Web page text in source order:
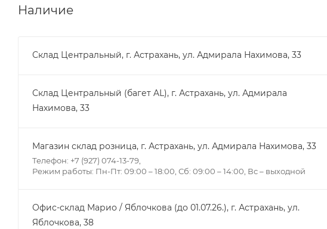
Наличие
Склад Центральный, г. Астрахань, ул. Адмирала Нахимова, 33
Склад Центральный (багет AL), г. Астрахань, ул. Адмирала
Нахимова, 33
Магазин склад розница, г. Астрахань, ул. Адмирала Нахимова, 33
Телефон: +7 (927) 074-13-79,
Режим работы: Пн-Пт: 09:00 – 18:00, Сб: 09:00 – 14:00, Вс – выходной
Офис-склад Марио / Яблочкова (до 01.07.26.), г. Астрахань, ул.
Яблочкова, 38